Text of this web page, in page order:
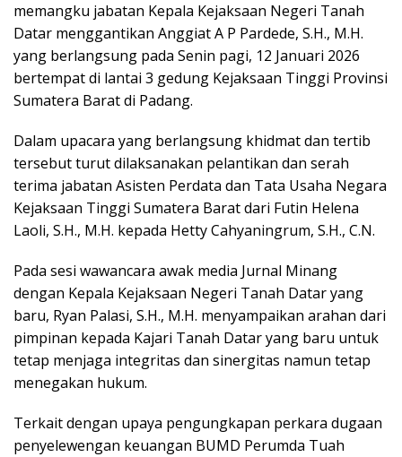
memangku jabatan Kepala Kejaksaan Negeri Tanah
Datar menggantikan Anggiat A P Pardede, S.H., M.H.
yang berlangsung pada Senin pagi, 12 Januari 2026
bertempat di lantai 3 gedung Kejaksaan Tinggi Provinsi
Sumatera Barat di Padang.
Dalam upacara yang berlangsung khidmat dan tertib
tersebut turut dilaksanakan pelantikan dan serah
terima jabatan Asisten Perdata dan Tata Usaha Negara
Kejaksaan Tinggi Sumatera Barat dari Futin Helena
Laoli, S.H., M.H. kepada Hetty Cahyaningrum, S.H., C.N.
Pada sesi wawancara awak media Jurnal Minang
dengan Kepala Kejaksaan Negeri Tanah Datar yang
baru, Ryan Palasi, S.H., M.H. menyampaikan arahan dari
pimpinan kepada Kajari Tanah Datar yang baru untuk
tetap menjaga integritas dan sinergitas namun tetap
menegakan hukum.
Terkait dengan upaya pengungkapan perkara dugaan
penyelewengan keuangan BUMD Perumda Tuah